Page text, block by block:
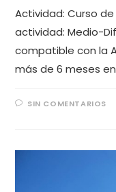
Actividad: Curso
actividad: Medio-
compatible con la
más de 6 meses
SIN COMENTARIOS